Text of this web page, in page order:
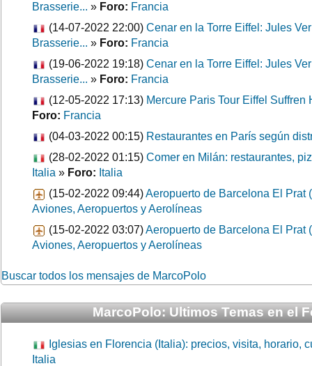
Brasserie... » Foro: Francia
(14-07-2022 22:00) Cenar en la Torre Eiffel: Jules
Brasserie... » Foro: Francia
(19-06-2022 19:18) Cenar en la Torre Eiffel: Jules
Brasserie... » Foro: Francia
(12-05-2022 17:13) Mercure Paris Tour Eiffel Suffren
Foro: Francia
(04-03-2022 00:15) Restaurantes en París según
(28-02-2022 01:15) Comer en Milán: restaurantes,
Italia » Foro: Italia
(15-02-2022 09:44)Aeropuerto de Barcelona El Prat
Aviones, Aeropuertos y Aerolíneas
(15-02-2022 03:07)Aeropuerto de Barcelona El Prat
Aviones, Aeropuertos y Aerolíneas
Buscar todos los mensajes de MarcoPolo
MarcoPolo: Ultimos Temas en el
Iglesias en Florencia (Italia): precios, visita, horario,
Italia